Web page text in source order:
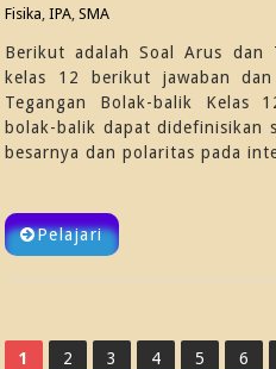
Fisika,IPA,SMA
Berikut adalah Soal Arus dan
kelas 12 berikut jawaban dan
Tegangan Bolak-balik Kelas
bolak-balik dapat didefinisikan
besarnya dan polaritas pada
Pelajari
1 2 3 4 5 6